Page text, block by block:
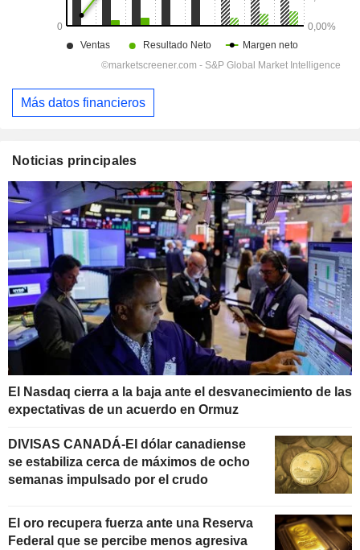
Más datos financieros
Noticias principales
El Nasdaq cierra a la baja ante el desvanecimiento de las
expectativas de un acuerdo en Ormuz
DIVISAS CANADÁ-El dólar canadiense
se estabiliza cerca de máximos de ocho
semanas impulsado por el crudo
El oro recupera fuerza ante una Reserva
Federal que se percibe menos agresiva